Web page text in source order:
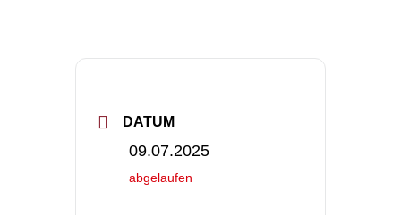
DATUM
09.07.2025
abgelaufen